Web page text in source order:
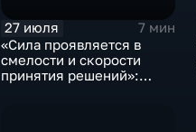
27 июля
7 мин
«Сила проявляется в
смелости и скорости
принятия решений»: